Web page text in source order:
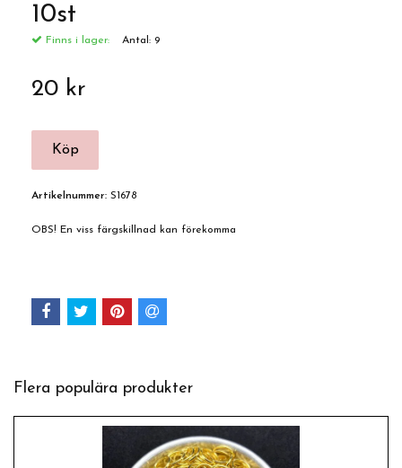
10st
Finns i lager: Antal: 9
20 kr
Artikelnummer: S1678
OBS! En viss färgskillnad kan förekomma
Flera populära produkter